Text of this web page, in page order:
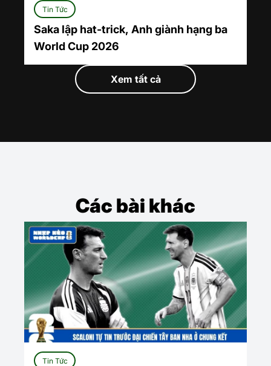
Tin Tức
Saka lập hat-trick, Anh giành hạng ba
World Cup 2026
Xem tất cả
Các bài khác
Tin Tức